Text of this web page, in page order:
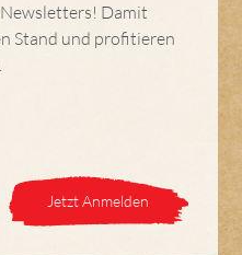
Damit
Stand und profitieren
Jetzt Anmelden